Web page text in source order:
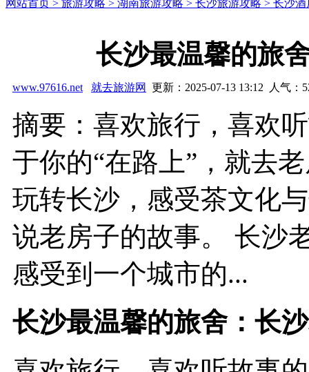
网站首页 > 旅游攻略 > 湖南旅游攻略 > 长沙旅游攻略 > 长沙酒
长沙最温馨的旅
www.97616.net 就去旅游网 更新：2025-07-13 13:12 人气：
摘要：喜欢旅行，喜欢
于你的“在路上”，就去
玩转长沙，感受茶文化
说老房子的故事。 长沙
感受到一个城市的...
长沙最温馨的旅舍：长